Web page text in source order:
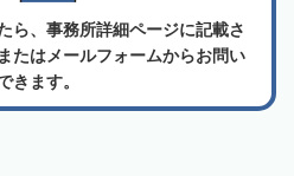
ら、事務所詳細ページに記載さ
たはメールフォームからお問い
きます。